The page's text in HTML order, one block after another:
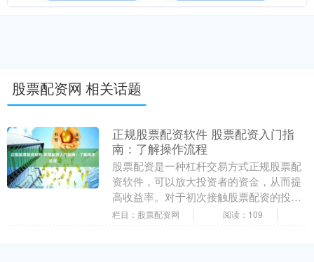
股票配资网 相关话题
正规股票配资软件 股票配资入门指
南：了解操作流程
股票配资是一种杠杆交易方式正规股票配
资软件，可以放大投资者的资金，从而提
高收益率。对于初次接触股票配资的投资
者，了解其操作流程至关重要。 中国期货
栏目：股票配资网 阅读：109